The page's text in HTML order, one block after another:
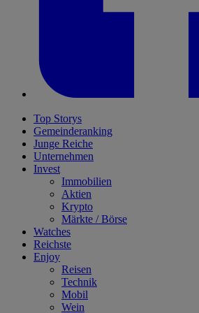
Top Storys
Gemeinderanking
Junge Reiche
Unternehmen
Invest
Immobilien
Aktien
Krypto
Märkte / Börse
Watches
Reichste
Enjoy
Reisen
Technik
Mobil
Wein